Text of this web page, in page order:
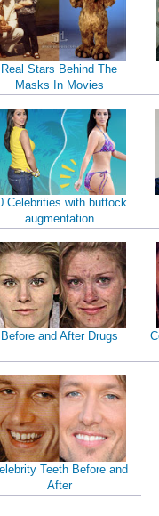
Real Stars Behind The
Masks In Movies
Celebrities with buttock
augmentation
Before and After Drugs
Teeth Before and
After